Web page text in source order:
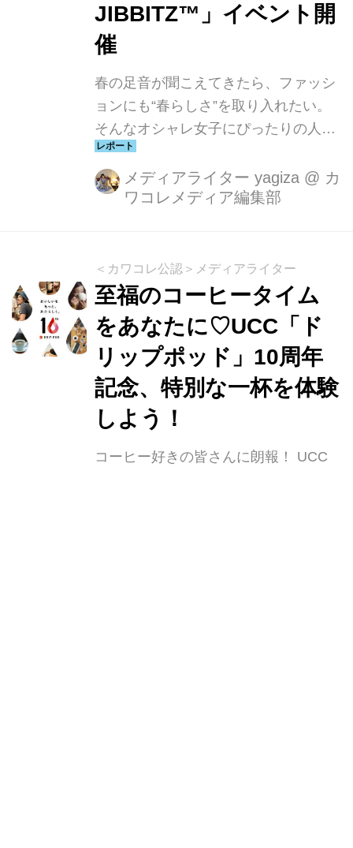
JIBBITZ™」イベント開
催
春の足音が聞こえてきたら、ファッシ
ョンにも“春らしさ”を取り入れたい。
そんなオシャレ女子にぴったりの人気
のクロックス™が主催するカスタマイ
ズイベント「PLAY! JIBBITZ™︎」が、
2025年4月4日〜6日の3日間限定で、
す！このイベントでは、なんと約300
種類のジビッツ™ チャームからお気に
入りを自由に組み合わせて、自分だけ
のオリジナルクロックスを完成させる
ことができちゃうんです♡
メディアライター yagiza @ カ
ワコレメディア編集部
＜カワコレ公認＞メディアライター
至福のコーヒータイム
をあなたに♡UCC「ド
リップポッド」10周年
記念、特別な一杯を体験
しよう！
コーヒー好きの皆さんに朗報！ UCC